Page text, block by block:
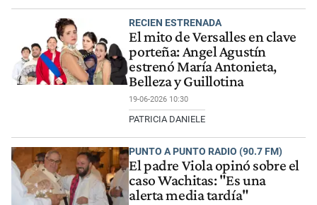
RECIEN ESTRENADA
El mito de Versalles en clave
porteña: Angel Agustín
estrenó María Antonieta,
Belleza y Guillotina
19-06-2026 10:30
PATRICIA DANIELE
PUNTO A PUNTO RADIO (90.7 FM)
El padre Viola opinó sobre el
caso Wachitas: "Es una
alerta media tardía"